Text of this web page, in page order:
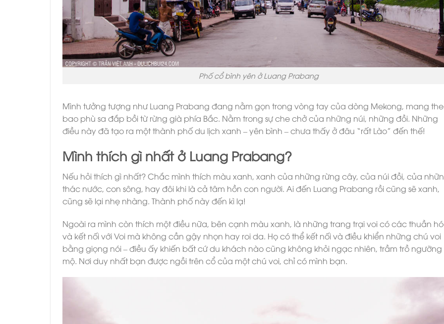
Phố cổ bình yên ở Luang Prabang
Mình tưởng tượng như Luang Prabang đang nằm gọn trong vòng tay của dòng Mekong, mang
bao phù sa đắp bồi từ rừng già phía Bắc. Nằm trong sự che chở của những núi, những đồi. Những
điều này đã tạo ra một thành phố du lịch xanh – yên bình – chưa thấy ở đâu “rất Lào” đến thế!
Mình thích gì nhất ở Luang Prabang?
Nếu hỏi thích gì nhất? Chắc mình thích màu xanh, xanh của những rừng cây, của núi đồi, của
thác nước, con sông, hay đôi khi là cả tâm hồn con người. Ai đến Luang Prabang rồi cũng sẽ xanh,
cũng sẽ lại nhẹ nhàng. Thành phố này đến kì lạ!
Ngoài ra mình còn thích một điều nữa, bên cạnh màu xanh, là những trang trại voi có các thuần
và kết nối với Voi mà không cần gậy nhọn hay roi da. Họ có thể kết nối và điều khiển những chú voi
bằng giọng nói – điều ấy khiến bất cứ du khách nào cũng không khỏi ngạc nhiên, trầm trồ ngưỡng
mộ. Nơi duy nhất bạn được ngồi trên cổ của một chú voi, chỉ có mình bạn.